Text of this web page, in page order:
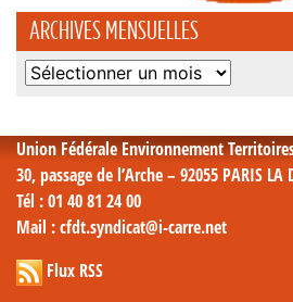
ARCHIVES MENSUELLES
Archives
Union Fédérale Environnement
30, passage de l’Arche – 92055 PARIS LA
Tél : 01 40 81 24 00
Mail : cfdt.syndicat@i-carre.net
Flux RSS